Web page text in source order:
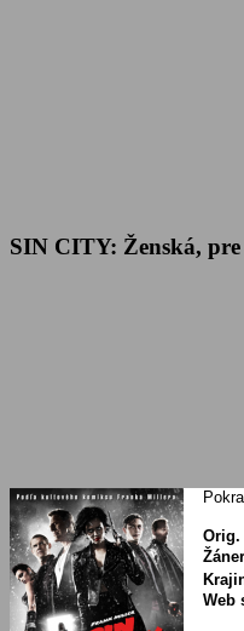
SIN CITY: Ženská,
Orig.
Web